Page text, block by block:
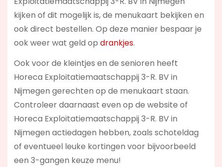
kijken of dit mogelijk is, de menukaart bekijken en
ook direct bestellen. Op deze manier bespaar je
ook weer wat geld op drankjes.
Ook voor de kleintjes en de senioren heeft
Horeca Exploitatiemaatschappij 3-R. BV in
Nijmegen gerechten op de menukaart staan.
Controleer daarnaast even op de website of
Horeca Exploitatiemaatschappij 3-R. BV in
Nijmegen actiedagen hebben, zoals schoteldag
of eventueel leuke kortingen voor bijvoorbeeld
een 3-gangen keuze menu!